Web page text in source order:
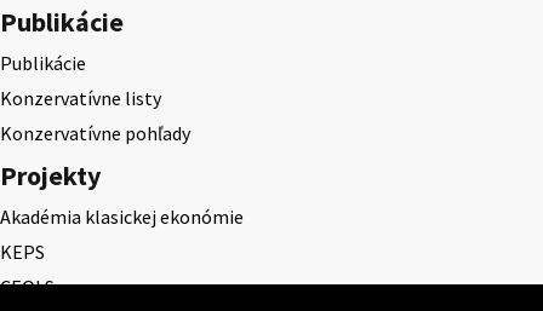
Publikácie
Publikácie
Konzervatívne listy
Konzervatívne pohľady
Projekty
Akadémia klasickej ekonómie
KEPS
CEQLS